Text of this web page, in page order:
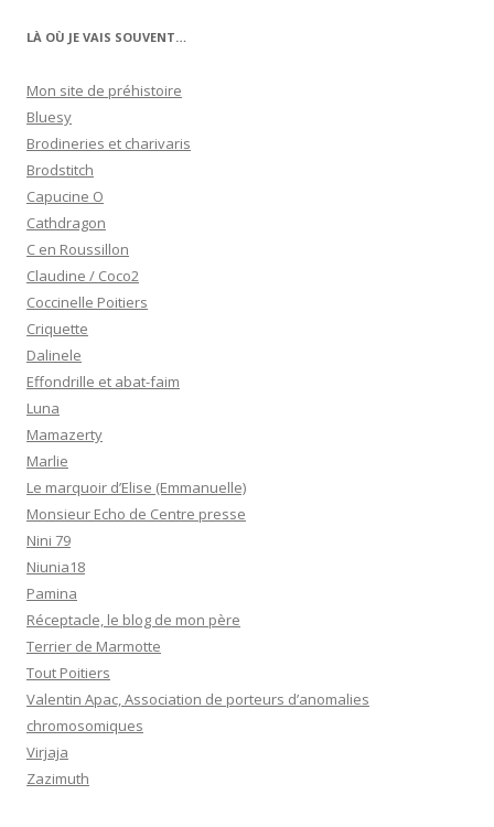
LÀ OÙ JE VAIS SOUVENT…
Mon site de préhistoire
Bluesy
Brodineries et charivaris
Brodstitch
Capucine O
Cathdragon
C en Roussillon
Claudine / Coco2
Coccinelle Poitiers
Criquette
Dalinele
Effondrille et abat-faim
Luna
Mamazerty
Marlie
Le marquoir d’Elise (Emmanuelle)
Monsieur Echo de Centre presse
Nini 79
Niunia18
Pamina
Réceptacle, le blog de mon père
Terrier de Marmotte
Tout Poitiers
Valentin Apac, Association de porteurs d’anomalies
chromosomiques
Virjaja
Zazimuth